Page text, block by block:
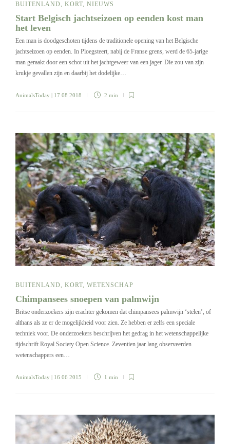
BUITENLAND, KORT, NIEUWS
Start Belgisch jachtseizoen op eenden kost man
het leven
Een man is doodgeschoten tijdens de traditionele opening van het Belgische
jachtseizoen op eenden. In Ploegsteert, nabij de Franse grens, werd de 65-jarige
man geraakt door een schot uit het jachtgeweer van een jager. Die zou van zijn
krukje gevallen zijn en daarbij het dodelijke…
AnimalsToday | 17 08 2018 2 min
BUITENLAND, KORT, WETENSCHAP
Chimpansees snoepen van palmwijn
Britse onderzoekers zijn erachter gekomen dat chimpansees palmwijn ‘stelen’, of
althans als ze er de mogelijkheid voor zien. Ze hebben er zelfs een speciale
techniek voor. De onderzoekers beschrijven het gedrag in het wetenschappelijke
tijdschrift Royal Society Open Science. Zeventien jaar lang observeerden
wetenschappers een…
AnimalsToday | 16 06 2015 1 min